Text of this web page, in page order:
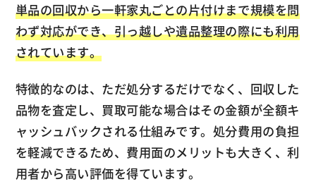
単品の回収から一軒家丸ごとの片付けまで規模を問
わず対応ができ、引っ越しや遺品整理の際にも利用
されています。
特徴的なのは、ただ処分するだけでなく、回収した
品物を査定し、買取可能な場合はその金額が全額キ
ャッシュバックされる仕組みです。処分費用の負担
を軽減できるため、費用面のメリットも大きく、利
用者から高い評価を得ています。